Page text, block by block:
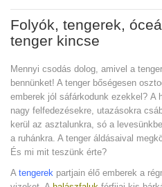
Folyók, tengerek,
tenger kincse
Mennyi csodás dolog, amivel a
bennünket! A tenger bőségesen
emberek jól sáfárkodunk ezekkel? A
nagy felfedezésekre, utazásokra
kerül az asztalunkra, só a
a ruhánkra. A tenger áldásaival
És mi mit teszünk érte?
A tengerek partjain élő emberek a